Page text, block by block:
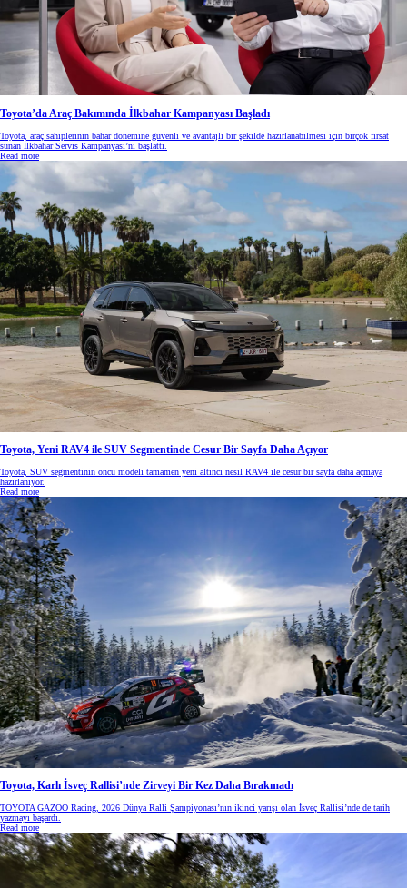
Toyota’da Araç Bakımında İlkbahar Kampanyası Başladı
Toyota, araç sahiplerinin bahar dönemine güvenli ve avantajlı bir şekilde hazırlanabilmesi için birçok fırsat
sunan İlkbahar Servis Kampanyası’nı başlattı.
Read more
Toyota, Yeni RAV4 ile SUV Segmentinde Cesur Bir Sayfa Daha Açıyor
Toyota, SUV segmentinin öncü modeli tamamen yeni altıncı nesil RAV4 ile cesur bir sayfa daha açmaya
hazırlanıyor.
Read more
Toyota, Karlı İsveç Rallisi’nde Zirveyi Bir Kez Daha Bırakmadı
TOYOTA GAZOO Racing, 2026 Dünya Ralli Şampiyonası’nın ikinci yarışı olan İsveç Rallisi’nde de tarih
yazmayı başardı.
Read more